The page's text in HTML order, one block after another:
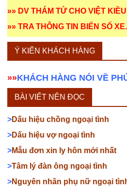
»» DV THÁM TỬ CHO VIỆT KIỀU
»» TRA THÔNG TIN BIỂN SỐ XE.
Ý KIẾN KHÁCH HÀNG
»»KHÁCH HÀNG NÓI VỀ
BÀI VIẾT NÊN ĐỌC
>Dấu hiệu chồng ngoại tình
>Dấu hiệu vợ ngoại tình
>Mẫu đơn xin ly hôn mới nhất
>Tâm lý đàn ông ngoại tình
>Nguyên nhân phụ nữ ngoại